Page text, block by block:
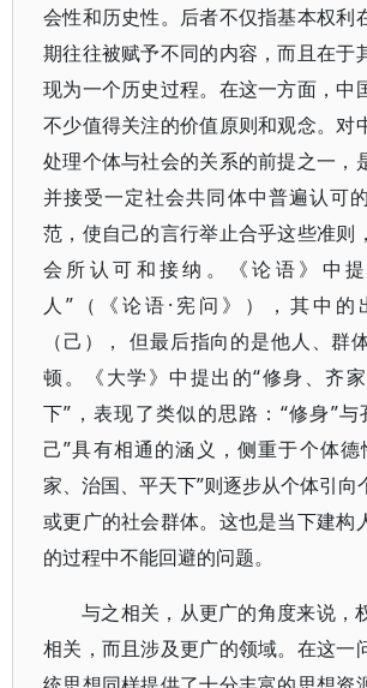
会性和历史性。后者不仅指基本权利
期往往被赋予不同的内容，而且在于
现为一个历史过程。在这一方面，中
不少值得关注的价值原则和观念。对
处理个体与社会的关系的前提之一，
并接受一定社会共同体中普遍认可
范，使自己的言行举止合乎这些准则
会所认可和接纳。《论语》中
人”（《论语·宪问》），其中的
（己）， 但最后指向的是他人、群
顿。《大学》中提出的“修身、齐
下”，表现了类似的思路：“修身”与
己”具有相通的涵义，侧重于个体德
家、治国、平天下”则逐步从个体引向
或更广的社会群体。这也是当下建构
的过程中不能回避的问题。
与之相关，从更广的角度来说，
相关，而且涉及更广的领域。在这一